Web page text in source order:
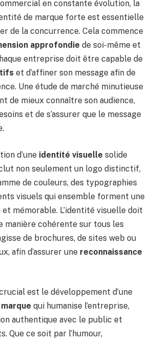
en constante évolution, la
de marque forte est essentielle
de la concurrence. Cela commence
approfondie de soi-même et
entreprise doit être capable de
et d’affiner son message afin de
Une étude de marché minutieuse
de mieux connaître son audience,
et de s’assurer que le message
d’une identité visuelle solide
non seulement un logo distinctif,
de couleurs, des typographies
visuels qui ensemble forment une
mémorable. L’identité visuelle doit
manière cohérente sur tous les
de brochures, de sites web ou
afin d’assurer une reconnaissance
est le développement d’une
qui humanise l’entreprise,
authentique avec le public et
Que ce soit par l’humour,